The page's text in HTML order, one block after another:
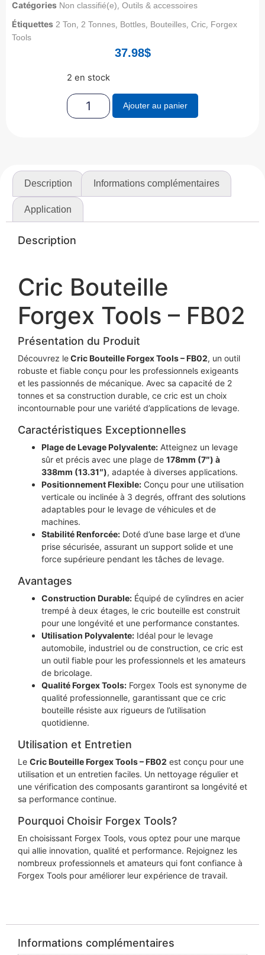
Catégories Non classifié(e), Outils & accessoires
Étiquettes 2 Ton, 2 Tonnes, Bottles, Bouteilles, Cric, Forgex
Tools
37.98$
2 en stock
Ajouter au panier
Description Informations complémentaires
Application
Description
Cric Bouteille
Forgex Tools – FB02
Présentation du Produit
Découvrez leCric Bouteille Forgex Tools – FB02, un outil
robuste et fiable conçu pour les professionnels exigeants
et les passionnés de mécanique. Avec sa capacité de 2
tonnes et sa construction durable, ce cric est un choix
incontournable pour une variété d’applications de levage.
Caractéristiques Exceptionnelles
Plage de Levage Polyvalente: Atteignez un levage
sûr et précis avec une plage de 178mm (7″) à
338mm (13.31″), adaptée à diverses applications.
Positionnement Flexible: Conçu pour une utilisation
verticale ou inclinée à 3 degrés, offrant des solutions
adaptables pour le levage de véhicules et de
machines.
Stabilité Renforcée: Doté d’une base large et d’une
prise sécurisée, assurant un support solide et une
force supérieure pendant les tâches de levage.
Avantages
Construction Durable: Équipé de cylindres en acier
trempé à deux étages, le cric bouteille est construit
pour une longévité et une performance constantes.
Utilisation Polyvalente: Idéal pour le levage
automobile, industriel ou de construction, ce cric est
un outil fiable pour les professionnels et les amateurs
de bricolage.
Qualité Forgex Tools: Forgex Tools est synonyme de
qualité professionnelle, garantissant que ce cric
bouteille résiste aux rigueurs de l’utilisation
quotidienne.
Utilisation et Entretien
Le Cric Bouteille Forgex Tools – FB02 est conçu pour une
utilisation et un entretien faciles. Un nettoyage régulier et
une vérification des composants garantiront sa longévité et
sa performance continue.
Pourquoi Choisir Forgex Tools?
En choisissant Forgex Tools, vous optez pour une marque
qui allie innovation, qualité et performance. Rejoignez les
nombreux professionnels et amateurs qui font confiance à
Forgex Tools pour améliorer leur expérience de travail.
Informations complémentaires